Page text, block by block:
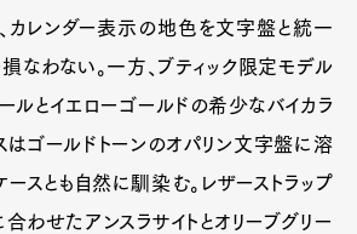
カレンダー表示の地色を文字盤と統一
なわない。一方、ブティック限定モデル
ールとイエローゴールドの希少なバイカラ
はゴールドトーンのオパリン文字盤に溶
ースとも自然に馴染む。レザーストラップ
わせたアンスラサイトとオリーブグリー